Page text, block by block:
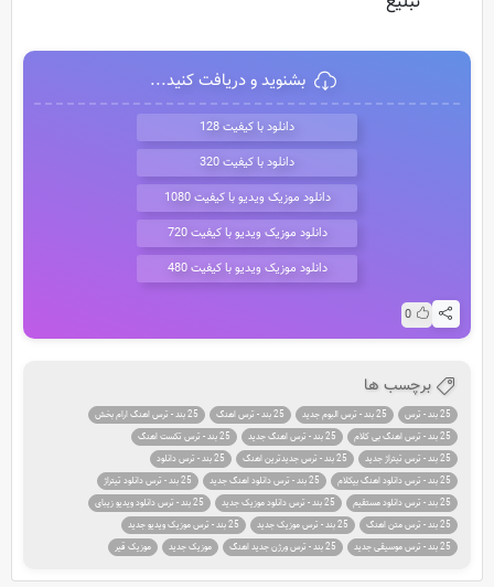
بشنوید و دریافت کنید...
دانلود با کیفیت 128
دانلود با کیفیت 320
دانلود موزیک ویدیو با کیفیت 1080
دانلود موزیک ویدیو با کیفیت 720
دانلود موزیک ویدیو با کیفیت 480
0
برچسب ها
25 بند - ترس 25 بند - ترس البوم جدید 25 بند - ترس اهنگ
25 بند - ترس اهنگ ارام بخش
25 بند - ترس اهنگ بی کلام
25 بند - ترس اهنگ جدید
25 بند - ترس تکست اهنگ
25 بند - ترس تیتراژ جدید
25 بند - ترس جدیدترین اهنگ
25 بند - ترس دانلود
25 بند - ترس دانلود اهنگ بیکلام
25 بند - ترس دانلود اهنگ جدید
25 بند - ترس دانلود تیتراژ
25 بند - ترس دانلود مستقیم
25 بند - ترس دانلود موزیک جدید
25 بند - ترس دانلود ویدیو زیبای
25 بند - ترس متن اهنگ
25 بند - ترس موزیک جدید
25 بند - ترس موزیک ویدیو جدید
25 بند - ترس موسیقی جدید
25 بند - ترس ورژن جدید اهنگ موزیک جدید موزیک قیر